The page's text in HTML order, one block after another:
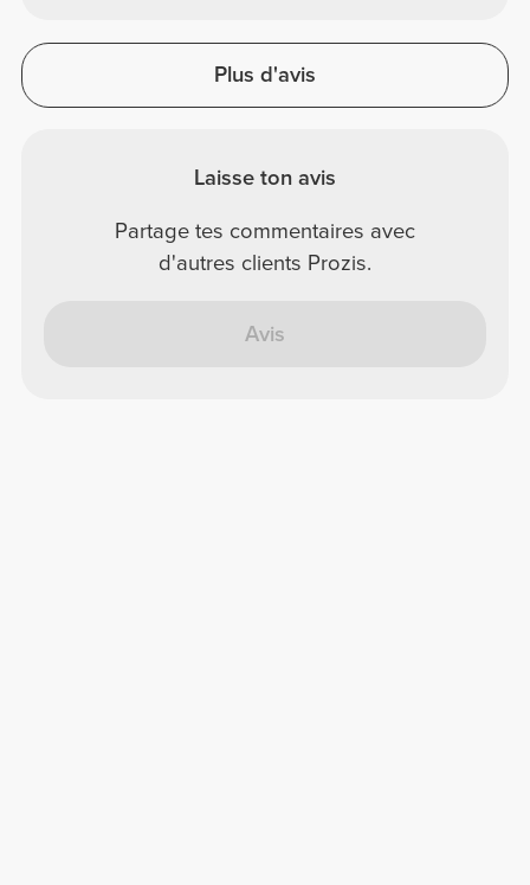
Plus d'avis
Laisse ton avis
Partage tes commentaires avec
d'autres clients Prozis.
Avis